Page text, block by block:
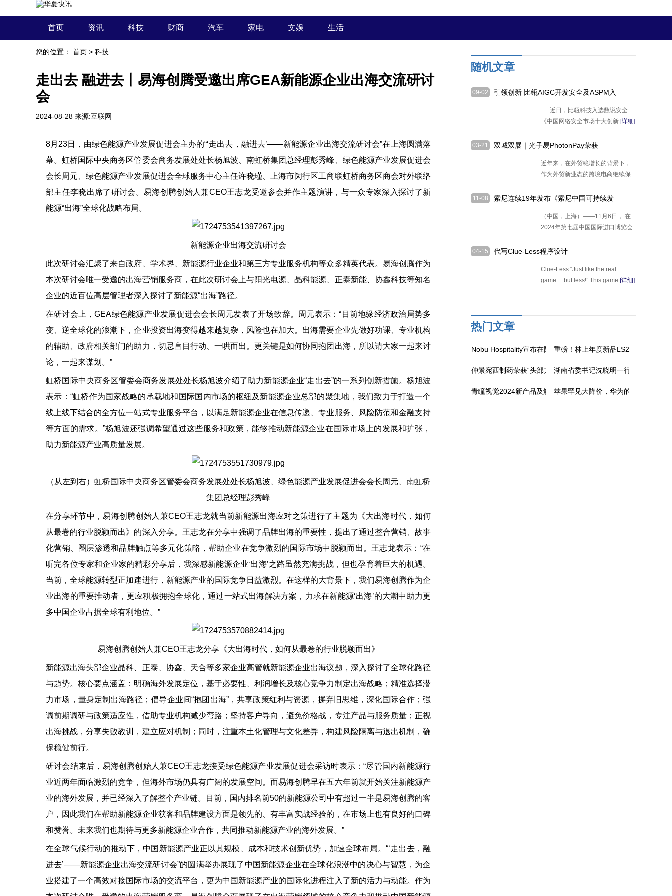
首页 资讯 科技 财商 汽车 家电 文娱 生活
您的位置： 首页 > 科技
走出去 融进去丨易海创腾受邀出席GEA新能源企业出海交流研讨
会
2024-08-28 来源:互联网
8月23日，由绿色能源产业发展促进会主办的“‘走出去，融进去’——新能源企业出海交流研讨会”在上海圆满落
幕。虹桥国际中央商务区管委会商务发展处处长杨旭波、南虹桥集团总经理彭秀峰、绿色能源产业发展促进会
会长周元、绿色能源产业发展促进会全球服务中心主任许晓瑾、上海市闵行区工商联虹桥商务区商会对外联络
部主任李晓出席了研讨会。易海创腾创始人兼CEO王志龙受邀参会并作主题演讲，与一众专家深入探讨了新
能源“出海”全球化战略布局。
新能源企业出海交流研讨会
此次研讨会汇聚了来自政府、学术界、新能源行业企业和第三方专业服务机构等众多精英代表。易海创腾作为
本次研讨会唯一受邀的出海营销服务商，在此次研讨会上与阳光电源、晶科能源、正泰新能、协鑫科技等知名
企业的近百位高层管理者深入探讨了新能源“出海”路径。
在研讨会上，GEA绿色能源产业发展促进会会长周元发表了开场致辞。周元表示：“目前地缘经济政治局势多
变、逆全球化的浪潮下，企业投资出海变得越来越复杂，风险也在加大。出海需要企业先做好功课、专业机构
的辅助、政府相关部门的助力，切忌盲目行动、一哄而出。更关键是如何协同抱团出海，所以请大家一起来讨
论，一起来谋划。”
虹桥国际中央商务区管委会商务发展处处长杨旭波介绍了助力新能源企业“走出去”的一系列创新措施。杨旭波
表示：“虹桥作为国家战略的承载地和国际国内市场的枢纽及新能源企业总部的聚集地，我们致力于打造一个
线上线下结合的全方位一站式专业服务平台，以满足新能源企业在信息传递、专业服务、风险防范和金融支持
等方面的需求。”杨旭波还强调希望通过这些服务和政策，能够推动新能源企业在国际市场上的发展和扩张，
助力新能源产业高质量发展。
（从左到右）虹桥国际中央商务区管委会商务发展处处长杨旭波、绿色能源产业发展促进会会长周元、南虹桥
集团总经理彭秀峰
在分享环节中，易海创腾创始人兼CEO王志龙就当前新能源出海应对之策进行了主题为《大出海时代，如何
从最卷的行业脱颖而出》的深入分享。王志龙在分享中强调了品牌出海的重要性，提出了通过整合营销、故事
化营销、圈层渗透和品牌触点等多元化策略，帮助企业在竞争激烈的国际市场中脱颖而出。王志龙表示：“在
听完各位专家和企业家的精彩分享后，我深感新能源企业‘出海’之路虽然充满挑战，但也孕育着巨大的机遇。
当前，全球能源转型正加速进行，新能源产业的国际竞争日益激烈。在这样的大背景下，我们易海创腾作为企
业出海的重要推动者，更应积极拥抱全球化，通过一站式出海解决方案，力求在新能源‘出海’的大潮中助力更
多中国企业占据全球有利地位。”
易海创腾创始人兼CEO王志龙分享《大出海时代，如何从最卷的行业脱颖而出》
新能源出海头部企业晶科、正泰、协鑫、天合等多家企业高管就新能源企业出海议题，深入探讨了全球化路径
与趋势。核心要点涵盖：明确海外发展定位，基于必要性、利润增长及核心竞争力制定出海战略；精准选择潜
力市场，量身定制出海路径；倡导企业间“抱团出海”，共享政策红利与资源，摒弃旧思维，深化国际合作；强
调前期调研与政策适应性，借助专业机构减少弯路；坚持客户导向，避免价格战，专注产品与服务质量；正视
出海挑战，分享失败教训，建立应对机制；同时，注重本土化管理与文化差异，构建风险隔离与退出机制，确
保稳健前行。
研讨会结束后，易海创腾创始人兼CEO王志龙接受绿色能源产业发展促进会采访时表示：“尽管国内新能源行
业近两年面临激烈的竞争，但海外市场仍具有广阔的发展空间。而易海创腾早在五六年前就开始关注新能源产
业的海外发展，并已经深入了解整个产业链。目前，国内排名前50的新能源公司中有超过一半是易海创腾的客
户，因此我们在帮助新能源企业获客和品牌建设方面是领先的、有丰富实战经验的，在市场上也有良好的口碑
和赞誉。未来我们也期待与更多新能源企业合作，共同推动新能源产业的海外发展。”
在全球气候行动的推动下，中国新能源产业正以其规模、成本和技术创新优势，加速全球布局。“‘走出去，融
进去’——新能源企业出海交流研讨会”的圆满举办展现了中国新能源企业在全球化浪潮中的决心与智慧，为企
业搭建了一个高效对接国际市场的交流平台，更为中国新能源产业的国际化进程注入了新的活力与动能。作为
随机文章
09-02
引领创新 比瓴AIGC开发安全及ASPM入
近日，比瓴科技入选数说安全
《中国网络安全市场十大创新 [详细]
03-21
双城双展｜光子易PhotonPay荣获
近年来，在外贸稳增长的背景下，
作为外贸新业态的跨境电商继续保
11-08
索尼连续19年发布《索尼中国可持续发
（中国，上海）——11月6日， 在
2024年第七届中国国际进口博览会
04-15
代写Clue-Less程序设计
Clue-Less “Just like the real
game… but less!” This game [详细]
热门文章
Nobu Hospitality宣布在阿曼推出Nobu酒店、餐厅和住宅
重磅！林上年度新品LS239漆膜仪上
仲景宛西制药荣获“头部力量·医药高质量发展成果企业”
湖南省委书记沈晓明一行调研走访吉
青瞳视觉2024新产品及解决方案发布盛典成功举办
苹果罕见大降价，华为的压力给到了